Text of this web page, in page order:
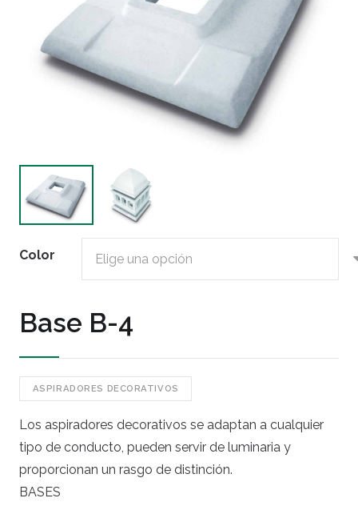
Base B-4
ASPIRADORES DECORATIVOS
Los aspiradores decorativos se adaptan a cualquier
tipo de conducto, pueden servir de luminaria y
proporcionan un rasgo de distinción.
BASES
Color